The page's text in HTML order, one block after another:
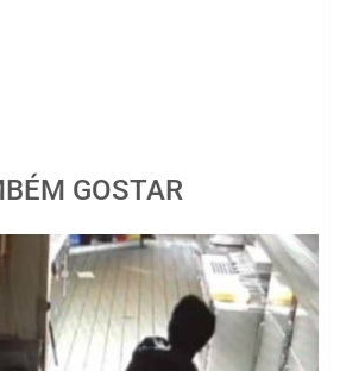
GOSTAR